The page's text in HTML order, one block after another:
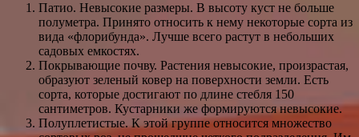
Патио. Невысокие размеры. В высоту куст не больше
полуметра. Принято относить к нему некоторые сорта из
вида «флорибунда». Лучше всего растут в небольших
садовых емкостях.
Покрывающие почву. Растения невысокие, произрастая,
образуют зеленый ковер на поверхности земли. Есть
сорта, которые достигают по длине стебля 150
сантиметров. Кустарники же формируются невысокие.
Полуплетистые. К этой группе относится множество